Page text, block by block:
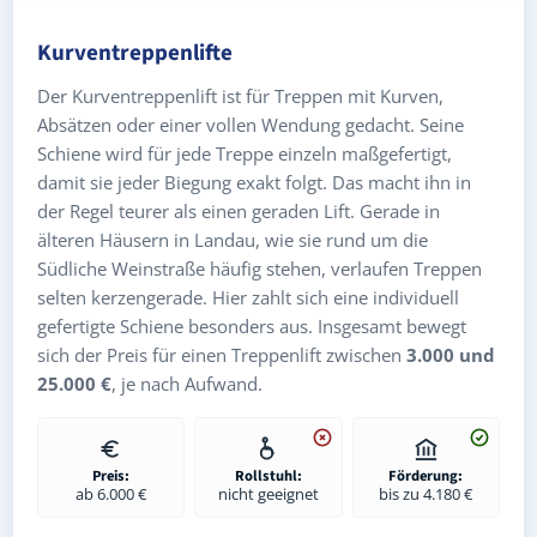
Kurventreppenlifte
Der Kurventreppenlift ist für Treppen mit Kurven,
Absätzen oder einer vollen Wendung gedacht. Seine
Schiene wird für jede Treppe einzeln maßgefertigt,
damit sie jeder Biegung exakt folgt. Das macht ihn in
der Regel teurer als einen geraden Lift. Gerade in
älteren Häusern in Landau, wie sie rund um die
Südliche Weinstraße häufig stehen, verlaufen Treppen
selten kerzengerade. Hier zahlt sich eine individuell
gefertigte Schiene besonders aus. Insgesamt bewegt
sich der Preis für einen Treppenlift zwischen 3.000 und
25.000 €, je nach Aufwand.
Preis:
ab 6.000 €
Rollstuhl:
nicht geeignet
Förderung:
bis zu 4.180 €